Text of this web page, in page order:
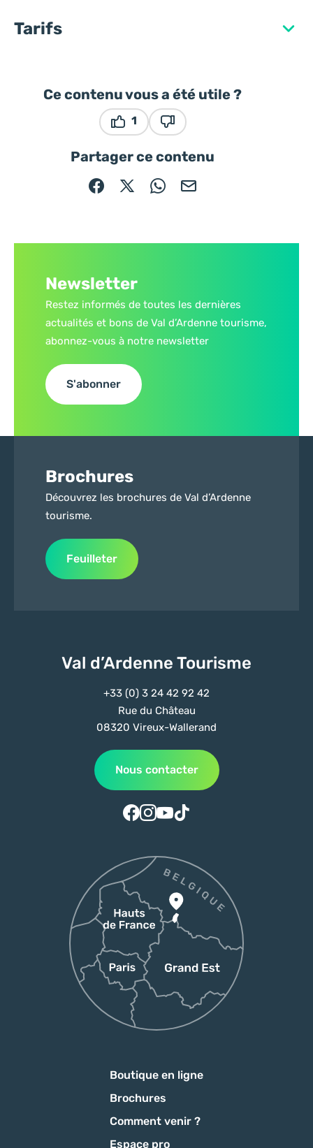
Tarifs
Ce contenu vous a été utile ?
1
Partager ce contenu
Partager sur Facebook (nouvelle fenêtre)
Partager sur X / Twitter (nouvelle
Partager sur WhatsApp
Partager par mail
Newsletter
Restez informés de toutes les dernières
actualités et bons de Val d’Ardenne tourisme,
abonnez-vous à notre newsletter
S'abonner
Brochures
Découvrez les brochures de Val d’Ardenne
tourisme.
Feuilleter
Val d’Ardenne Tourisme
+33 (0) 3 24 42 92 42
Rue du Château
08320 Vireux-Wallerand
Nous contacter
Suivez-nous sur Facebook
Suivez-nous sur Instagram
Suivez-nous sur Youtube
Suivez-nous sur Tiktok
Boutique en ligne
Brochures
Comment venir ?
Espace pro